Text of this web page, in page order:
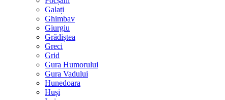
Galați
Ghimbav
Giurgiu
Grădiștea
Greci
Grid
Gura Humorului
Gura Vadului
Hunedoara
Huși